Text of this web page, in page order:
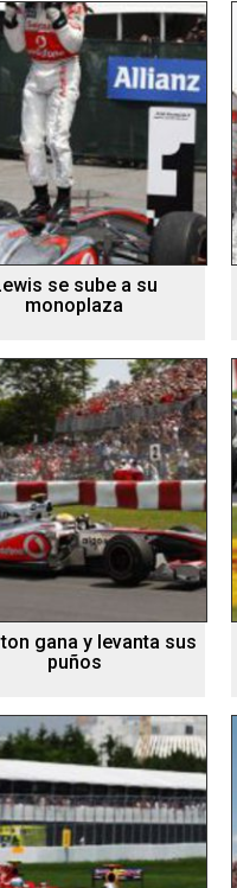
se sube a su
monoplaza
gana y levanta sus
puños